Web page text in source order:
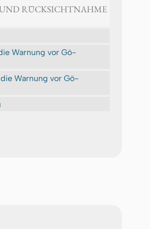
RÜCKSICHTNAHME
Warnung vor Gö­
Warnung vor Gö­